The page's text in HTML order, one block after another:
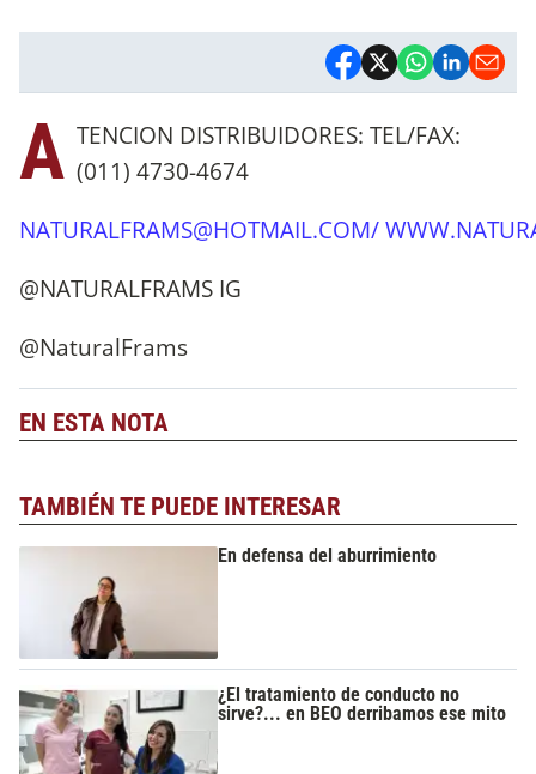
A TENCION DISTRIBUIDORES: TEL/FAX:
(011) 4730-4674
NATURALFRAMS@HOTMAIL.COM/
@NATURALFRAMS IG
@NaturalFrams
EN ESTA NOTA
TAMBIÉN TE PUEDE INTERESAR
En defensa del aburrimiento
¿El tratamiento de conducto no
sirve?... en BEO derribamos ese mito